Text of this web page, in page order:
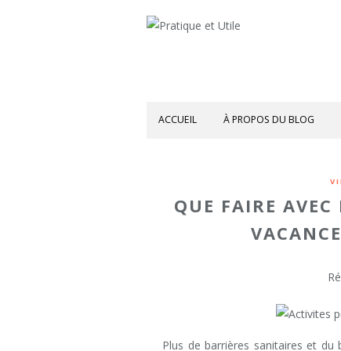
ACCUEIL À PROPOS DU BLOG
QUE FAIRE
Plus de barrières sanitaires et